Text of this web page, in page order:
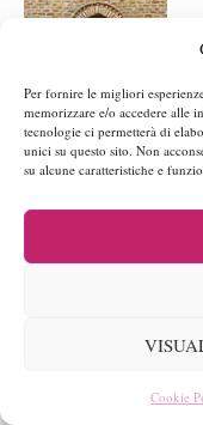
Per fornire le migliori
memorizzare e/o accedere alle
tecnologie ci permetterà di
unici su questo sito. Non
su alcune caratteristiche e
Cookie